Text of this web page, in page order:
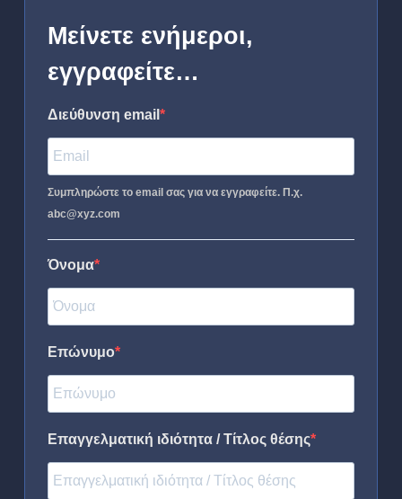
Μείνετε ενήμεροι,
εγγραφείτε…
Διεύθυνση email
Συμπληρώστε το email σας για να εγγραφείτε. Π.χ.
abc@xyz.com
Όνομα
Επώνυμο
Επαγγελματική ιδιότητα / Τίτλος θέσης